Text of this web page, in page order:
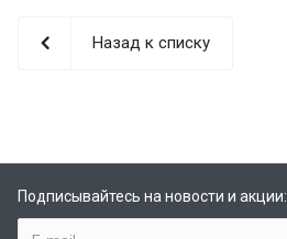
Назад к списку
Подписывайтесь на новости и акции: